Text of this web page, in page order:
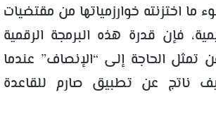
ما اختزنته خوارزمياتها من مقتضيات
فإن قدرة هذه البرمجة الرقمية
الحاجة إلى “الإنصاف” عندما
ناتج عن تطبيق صارم للقاعدة